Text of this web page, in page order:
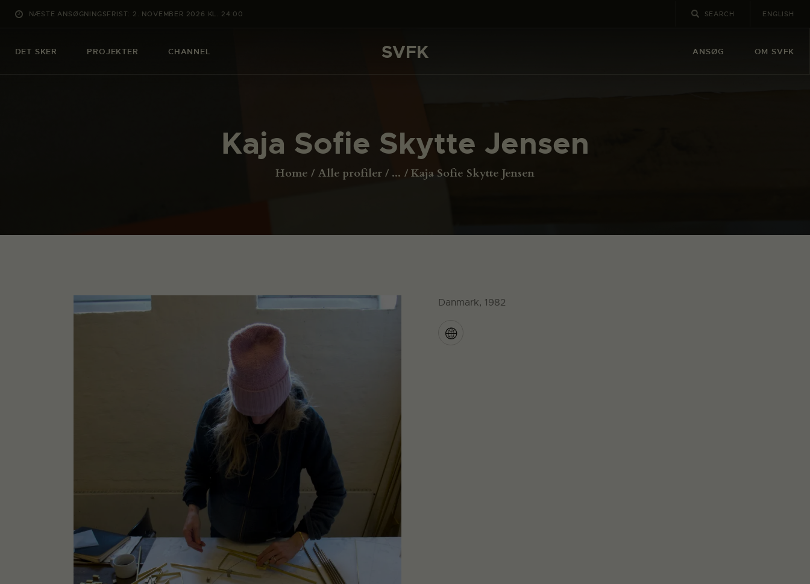
NÆSTE ANSØGNINGSFRIST: 2. NOVEMBER 2026 KL. 24:00 ENGLISH
DET SKER PROJEKTER CHANNEL SVFK ANSØG OM SVFK
Kaja Sofie Skytte Jensen
Home Alle profiler ... Kaja Sofie Skytte Jensen
SVFK
PROJEKTER
OM SVFK
ENGLISH
Danmark, 1982